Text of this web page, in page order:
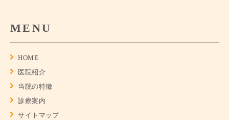
MENU
HOME
医院紹介
当院の特徴
診療案内
サイトマップ